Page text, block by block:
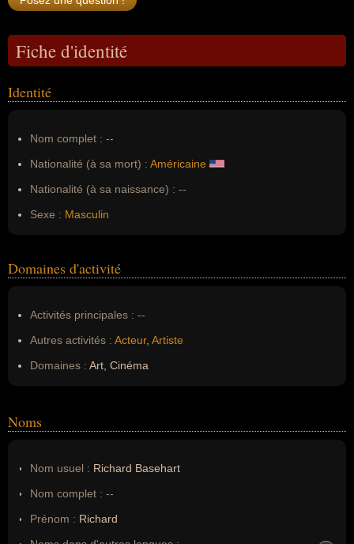
Fiche d'identité
Identité
Nom complet : --
Nationalité (à sa mort) : Américaine
Nationalité (à sa naissance) : --
Sexe : Masculin
Domaines d'activité
Activités principales : --
Autres activités : Acteur, Artiste
Domaines : Art, Cinéma
Noms
Nom usuel : Richard Basehart
Nom complet : --
Prénom : Richard